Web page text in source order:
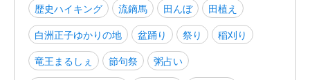
歴史ハイキング
流鏑馬 田んぼ
田植え
白洲正子ゆかりの地
盆踊り 祭り
稲刈り
竜王まるしぇ
節句祭
粥占い